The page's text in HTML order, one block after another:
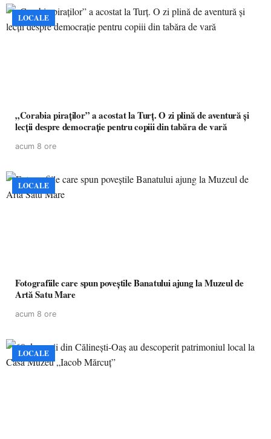
LOCALE
„Corabia piraților” a acostat la Turț. O zi plină de aventură și
lecții despre democrație pentru copiii din tabăra de vară
acum 8 ore
LOCALE
Fotografiile care spun poveștile Banatului ajung la Muzeul de
Artă Satu Mare
acum 8 ore
LOCALE